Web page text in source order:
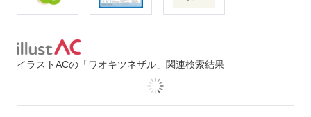
イラストACの「ワオキツネザル」関連検索結果